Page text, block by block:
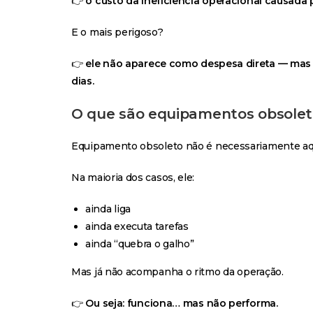
E o mais perigoso?
👉 ele não aparece como despesa direta —
dias.
O que são equipamentos
Equipamento obsoleto não é necessariamente
Na maioria dos casos, ele:
ainda liga
ainda executa tarefas
ainda “quebra o galho”
Mas já não acompanha o ritmo da operação.
👉 Ou seja: funciona… mas não performa.